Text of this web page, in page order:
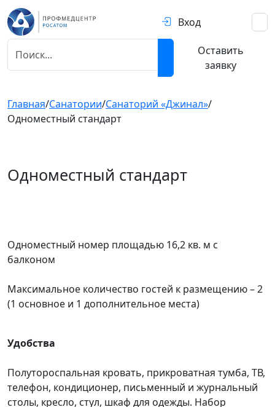
Вход
Оставить
заявку
Главная/Санатории/Санаторий «Джинал»/
Одноместный стандарт
Одноместный стандарт
Одноместный номер площадью 16,2 кв. м с
балконом
Максимальное количество гостей к размещению – 2
(1 основное и 1 дополнительное места)
Удобства
Полутороспальная кровать, прикроватная тумба, ТВ,
телефон, кондиционер, письменный и журнальный
столы, кресло, стул, шкаф для одежды. Набор